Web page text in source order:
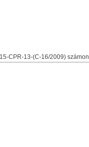
CPR-13-(C-16/2009) számon